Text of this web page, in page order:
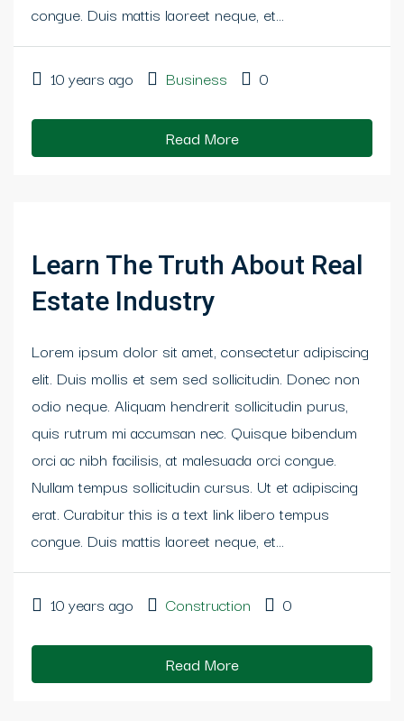
congue. Duis mattis laoreet neque, et...
10 years ago Business 0
Read More
Learn The Truth About Real
Estate Industry
Lorem ipsum dolor sit amet, consectetur adipiscing
elit. Duis mollis et sem sed sollicitudin. Donec non
odio neque. Aliquam hendrerit sollicitudin purus,
quis rutrum mi accumsan nec. Quisque bibendum
orci ac nibh facilisis, at malesuada orci congue.
Nullam tempus sollicitudin cursus. Ut et adipiscing
erat. Curabitur this is a text link libero tempus
congue. Duis mattis laoreet neque, et...
10 years ago Construction 0
Read More